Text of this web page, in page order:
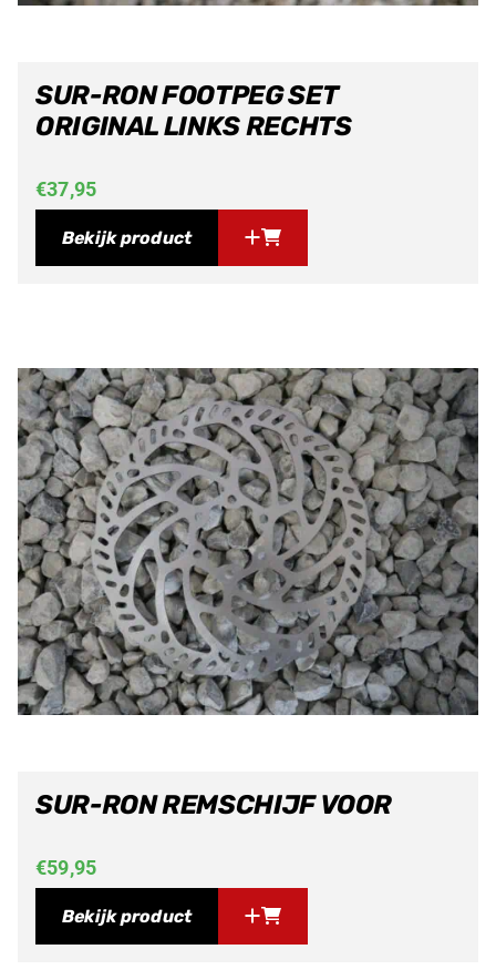
SUR-RON FOOTPEG SET
ORIGINAL LINKS RECHTS
€37,95
Bekijk product
SUR-RON REMSCHIJF VOOR
€59,95
Bekijk product